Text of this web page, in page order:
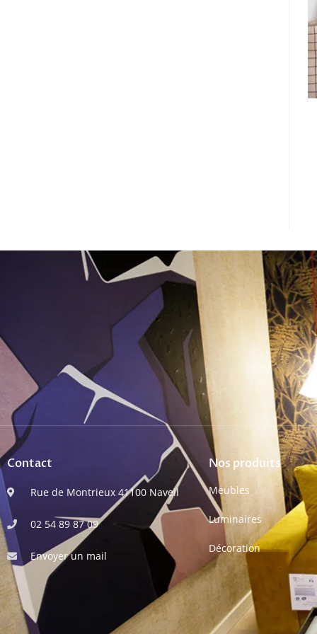
Contact
Rue de Montrieux 41100 Naveil
02 54 89 87 09
Envoyer un mail
Nos produits
Meubles
Luminaires
Décoration